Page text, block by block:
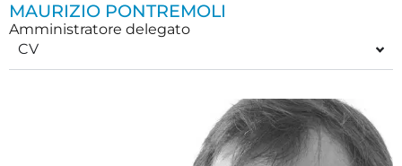
MAURIZIO PONTREMOLI
Amministratore delegato
CV